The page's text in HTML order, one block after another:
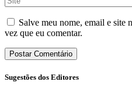
Salve meu nome, email e site
vez que eu comentar.
Sugestões dos Editores